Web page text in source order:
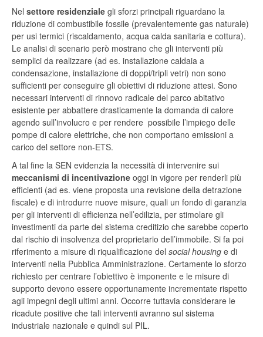
Nel settore residenziale gli sforzi principali riguardano la
riduzione di combustibile fossile (prevalentemente gas naturale)
per usi termici (riscaldamento, acqua calda sanitaria e cottura).
Le analisi di scenario però mostrano che gli interventi più
semplici da realizzare (ad es. installazione caldaia a
condensazione, installazione di doppi/tripli vetri) non sono
sufficienti per conseguire gli obiettivi di riduzione attesi. Sono
necessari interventi di rinnovo radicale del parco abitativo
esistente per abbattere drasticamente la domanda di calore
agendo sull’involucro e per rendere possibile l’impiego delle
pompe di calore elettriche, che non comportano emissioni a
carico del settore non-ETS.
A tal fine la SEN evidenzia la necessità di intervenire sui
meccanismi di incentivazione oggi in vigore per renderli più
efficienti (ad es. viene proposta una revisione della detrazione
fiscale) e di introdurre nuove misure, quali un fondo di garanzia
per gli interventi di efficienza nell’edilizia, per stimolare gli
investimenti da parte del sistema creditizio che sarebbe coperto
dal rischio di insolvenza del proprietario dell’immobile. Si fa poi
riferimento a misure di riqualificazione del social housing e di
interventi nella Pubblica Amministrazione. Certamente lo sforzo
richiesto per centrare l’obiettivo è imponente e le misure di
supporto devono essere opportunamente incrementate rispetto
agli impegni degli ultimi anni. Occorre tuttavia considerare le
ricadute positive che tali interventi avranno sul sistema
industriale nazionale e quindi sul PIL.